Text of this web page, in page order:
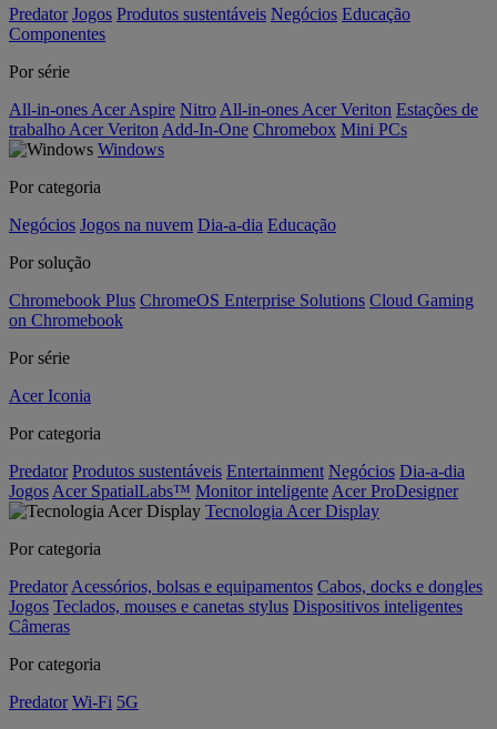
Predator Jogos Produtos sustentáveis Negócios Educação
Componentes
Por série
All-in-ones Acer Aspire Nitro All-in-ones Acer Veriton Estações de
trabalho Acer Veriton Add-In-One Chromebox Mini PCs
Windows
Por categoria
Negócios Jogos na nuvem Dia-a-dia Educação
Por solução
Chromebook Plus ChromeOS Enterprise Solutions Cloud Gaming
on Chromebook
Por série
Acer Iconia
Por categoria
Predator Produtos sustentáveis Entertainment Negócios Dia-a-dia
Jogos Acer SpatialLabs™ Monitor inteligente Acer ProDesigner
Tecnologia Acer Display
Por categoria
Predator Acessórios, bolsas e equipamentos Cabos, docks e dongles
Jogos Teclados, mouses e canetas stylus Dispositivos inteligentes
Câmeras
Por categoria
Predator Wi-Fi 5G